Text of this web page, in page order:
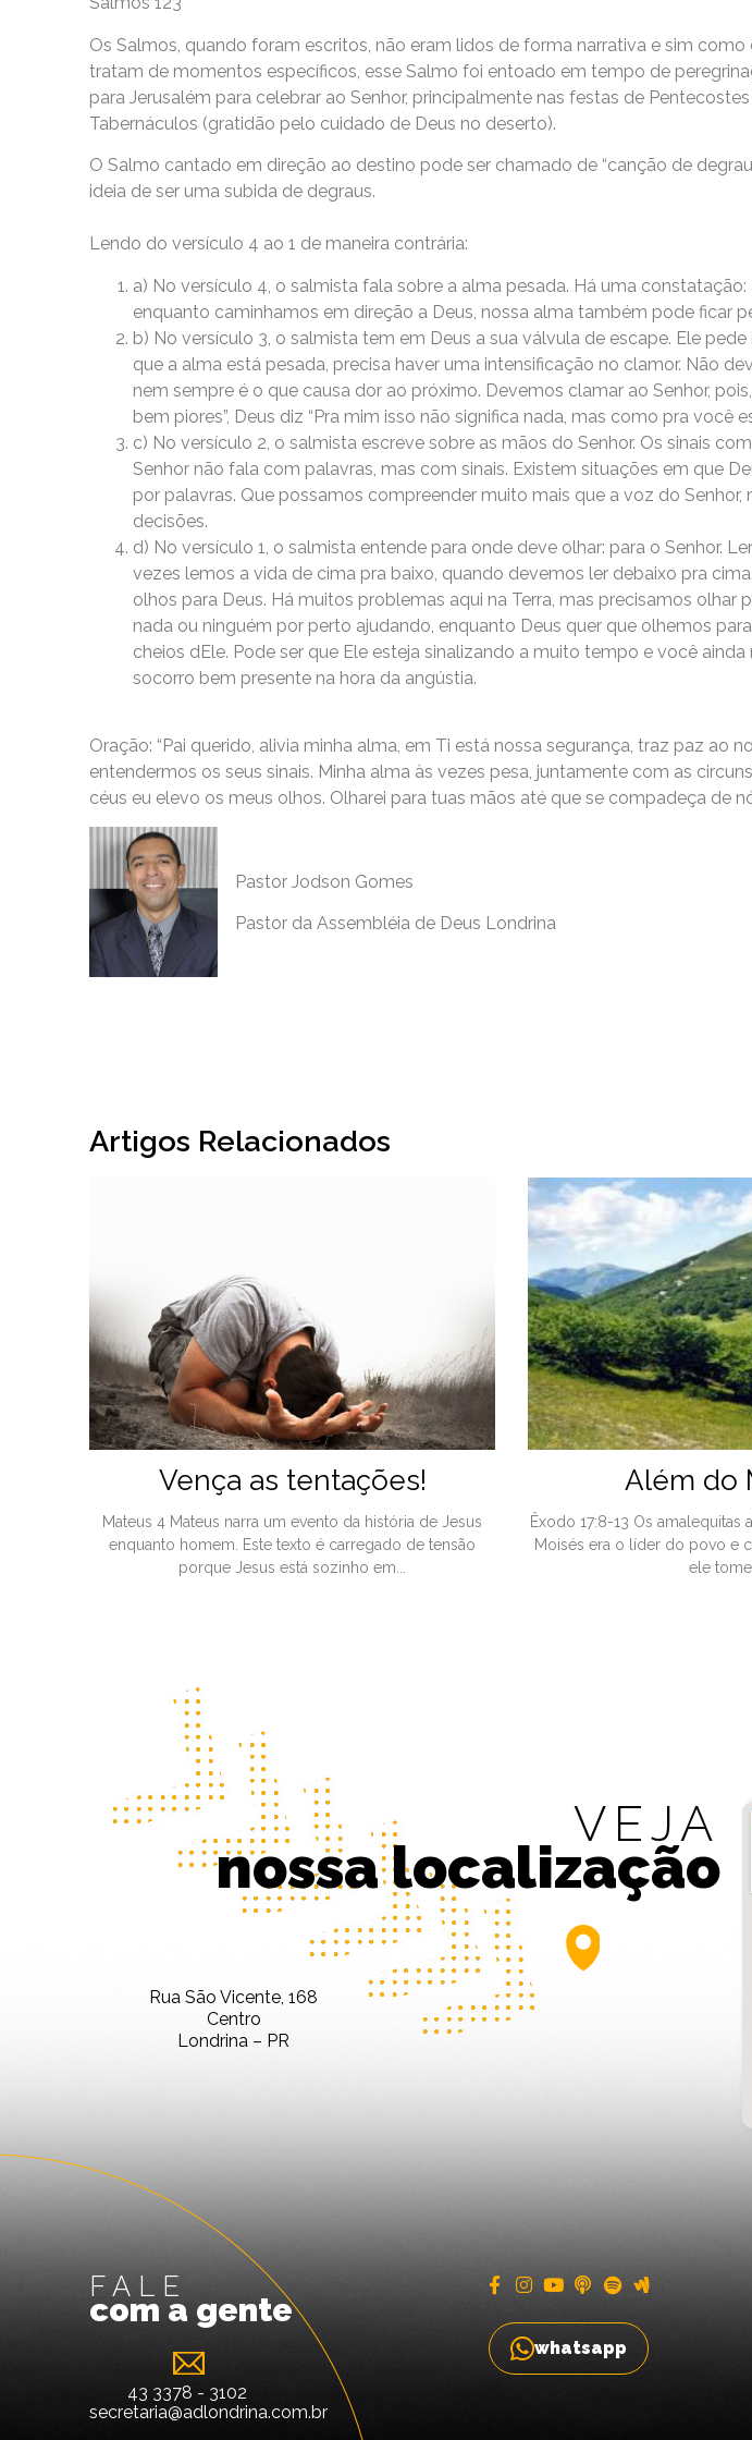
Os Salmos, quando foram escritos, não eram lidos de forma narrativa e sim
tratam de momentos específicos, esse Salmo foi entoado em tempo de
para Jerusalém para celebrar ao Senhor, principalmente nas festas de
Tabernáculos (gratidão pelo cuidado de Deus no deserto).
O Salmo cantado em direção ao destino pode ser chamado de “canção de
ideia de ser uma subida de degraus.
Lendo do versículo 4 ao 1 de maneira contrária:
a) No versículo 4, o salmista fala sobre a alma pesada. Há uma
enquanto caminhamos em direção a Deus, nossa alma também pode ficar
b) No versículo 3, o salmista tem em Deus a sua válvula de escape. Ele
que a alma está pesada, precisa haver uma intensificação no clamor. Não
nem sempre é o que causa dor ao próximo. Devemos clamar ao Senhor,
bem piores”, Deus diz “Pra mim isso não significa nada, mas como pra você
c) No versículo 2, o salmista escreve sobre as mãos do Senhor. Os sinais
Senhor não fala com palavras, mas com sinais. Existem situações em que
por palavras. Que possamos compreender muito mais que a voz do
decisões.
d) No versículo 1, o salmista entende para onde deve olhar: para o Senhor.
vezes lemos a vida de cima pra baixo, quando devemos ler debaixo pra
olhos para Deus. Há muitos problemas aqui na Terra, mas precisamos
nada ou ninguém por perto ajudando, enquanto Deus quer que olhemos
cheios dEle. Pode ser que Ele esteja sinalizando a muito tempo e você
socorro bem presente na hora da angústia.
Oração: “Pai querido, alivia minha alma, em Ti está nossa segurança, traz paz
entendermos os seus sinais. Minha alma às vezes pesa, juntamente com as
céus eu elevo os meus olhos. Olharei para tuas mãos até que se compadeça de
Pastor Jodson Gomes
Pastor da Assembléia de Deus Londrina
Artigos Relacionados
Vença as tentações!
Mateus 4 Mateus narra um evento da história de Jesus
enquanto homem. Este texto é carregado de tensão
porque Jesus está sozinho em...
Além do
Êxodo 17:8-13 Os amalequitas
Moisés era o líder do povo e
ele tome
VEJA
nossa localização
Rua São Vicente, 168
Centro
Londrina – PR
FALE
com a gente
43 3378 - 3102
secretaria@adlondrina.com.br
whatsapp